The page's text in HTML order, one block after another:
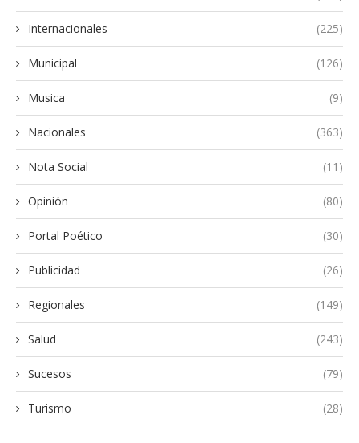
Internacionales (225)
Municipal (126)
Musica (9)
Nacionales (363)
Nota Social (11)
Opinión (80)
Portal Poético (30)
Publicidad (26)
Regionales (149)
Salud (243)
Sucesos (79)
Turismo (28)